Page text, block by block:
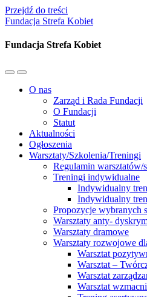
Przejdź do treści
Fundacja Strefa Kobiet
Fundacja Strefa Kobiet
Przełącz
mobilne
Przełącz
pole
wyszukiwania
O nas
Zarząd i Rada Fundacji
O Fundacji
Statut
Aktualności
Ogłoszenia
Warsztaty/Szkolenia/Treningi
Regulamin
Treningi indywidualne
Indywidualny
Indywidualny
Propozycje wybranych
Warsztaty anty-
Warsztaty dramowe
Warsztaty rozwojowe
Warsztat
Warsztat –
Warsztat
Warsztat